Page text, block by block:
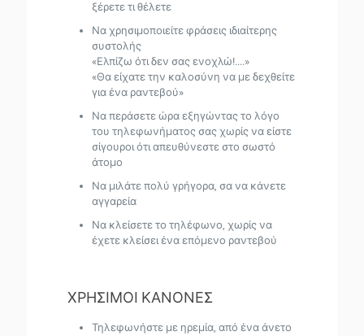
ξέρετε τι θέλετε
Να χρησιμοποιείτε φράσεις ιδιαίτερης
συστολής
«Ελπίζω ότι δεν σας ενοχλώ!....»
«Θα είχατε την καλοσύνη να με δεχθείτε
για ένα ραντεβού»
Να περάσετε ώρα εξηγώντας το λόγο
του τηλεφωνήματος σας χωρίς να είστε
σίγουροι ότι απευθύνεστε στο σωστό
άτομο
Να μιλάτε πολύ γρήγορα, σα να κάνετε
αγγαρεία
Να κλείσετε το τηλέφωνο, χωρίς να
έχετε κλείσει ένα επόμενο ραντεβού
ΧΡΗΣΙΜΟΙ ΚΑΝΟΝΕΣ
Τηλεφωνήστε με ηρεμία, από ένα άνετο